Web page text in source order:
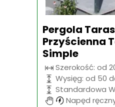
Pergola
Przyścienna
Simple
Szerokość: od
Wysięg: od 50
Standardowa
Napęd